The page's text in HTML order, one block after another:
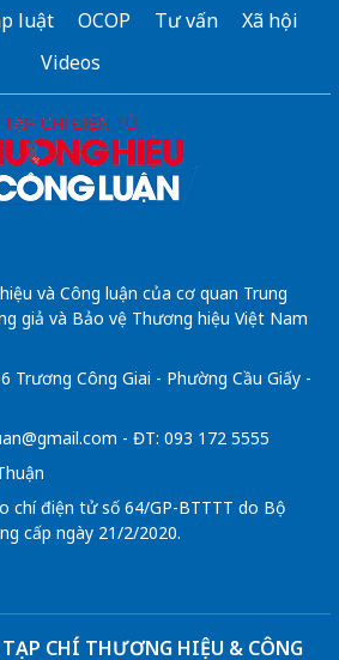
luật
OCOP Tư vấn
Xã hội
Videos
và Công luận của cơ quan Trung
giả và Bảo vệ Thương hiệu Việt Nam
Trương Công Giai - Phường Cầu Giấy -
- ĐT: 093 172 5555
chí điện tử số 64/GP-BTTTT do Bộ
cấp ngày 21/2/2020.
TẠP CHÍ THƯƠNG HIỆU & CÔNG